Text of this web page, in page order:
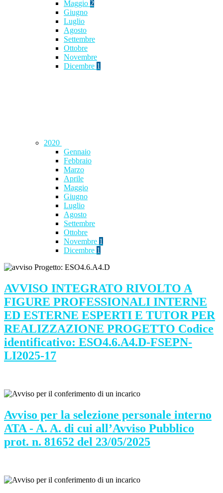
Maggio 2
Giugno
Luglio
Agosto
Settembre
Ottobre
Novembre
Dicembre 1
2020
Gennaio
Febbraio
Marzo
Aprile
Maggio
Giugno
Luglio
Agosto
Settembre
Ottobre
Novembre 1
Dicembre 1
AVVISO INTEGRATO RIVOLTO A
FIGURE PROFESSIONALI INTERNE
ED ESTERNE ESPERTI E TUTOR PER
REALIZZAZIONE PROGETTO Codice
identificativo: ESO4.6.A4.D-FSEPN-
LI2025-17
Avviso per la selezione personale interno
ATA - A. A. di cui all’Avviso Pubblico
prot. n. 81652 del 23/05/2025